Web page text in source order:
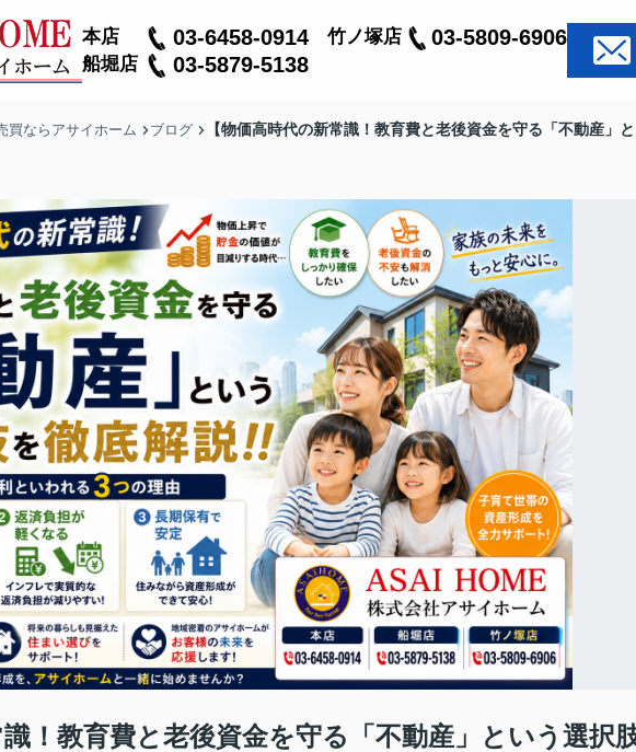
本店 03-6458-0914 竹ノ塚店 03-5809-6906
船堀店 03-5879-5138
買ならアサイホーム ブログ 【物価高時代の新常識！教育費と老後資金を守る「不動産」
識！教育費と老後資金を守る「不動産」という選択